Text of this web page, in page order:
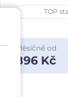
TOP
Měsíčně od
896 Kč